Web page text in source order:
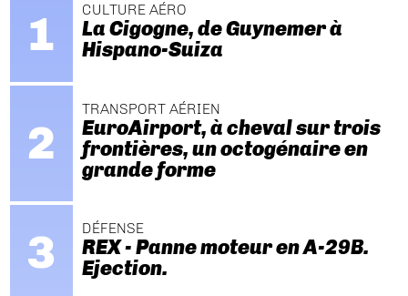
CULTURE AÉRO
La Cigogne, de Guynemer à
Hispano-Suiza
TRANSPORT AÉRIEN
EuroAirport, à cheval sur trois
frontières, un octogénaire en
grande forme
DÉFENSE
REX - Panne moteur en A-29B.
Ejection.